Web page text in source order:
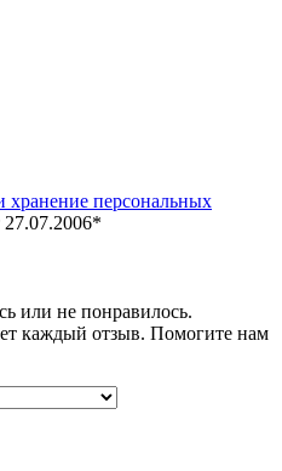
хранение персональных
или не понравилось.
каждый отзыв. Помогите нам